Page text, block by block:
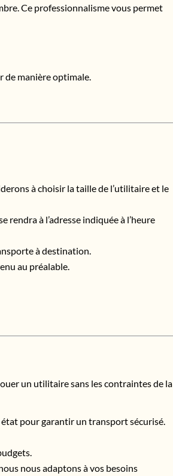
Ce professionnalisme vous permet
de manière optimale.
à choisir la taille de l’utilitaire et le
rendra à l’adresse indiquée à l’heure
à destination.
au préalable.
un utilitaire sans les contraintes de la
pour garantir un transport sécurisé.
nous adaptons à vos besoins